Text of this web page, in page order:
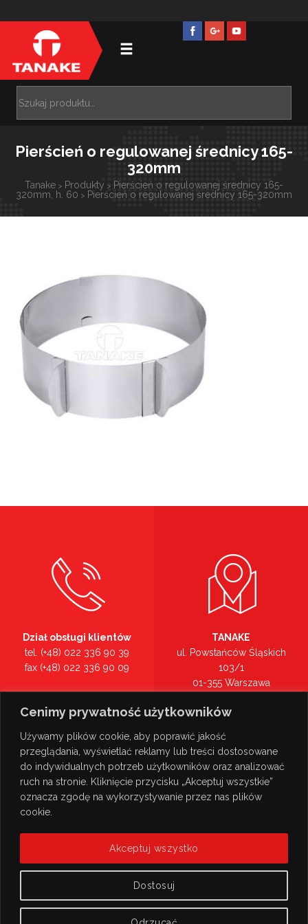
Cenimy prywatność użytkowników
Używamy plików cookie, aby poprawić jakość
przeglądania, wyświetlać reklamy lub treści dostosowane
do indywidualnych potrzeb użytkowników oraz analizować
ruch na stronie. Kliknięcie przycisku „Akceptuj wszystkie”
oznacza zgodę na wykorzystywanie przez nas plików
cookie.
Dostosuj
Akceptuj wszystko
Pierścień o regulowanej średnicy 165-
320mm
Tanake > Produkty > Pierścień o regulowanej średnicy 165-
320mm, h. 60 > Pierścień o regulowanej średnicy 165-320mm
Dział obsługi klientów
tel. (+48) 022 336 90 39
fax (+48) 022 336 90 09
tel. (+48) 022 336 90 00
TANAKE
ul. Powstańców Śląskich
103/1
01-355 Warszawa
Zobacz na mapie >